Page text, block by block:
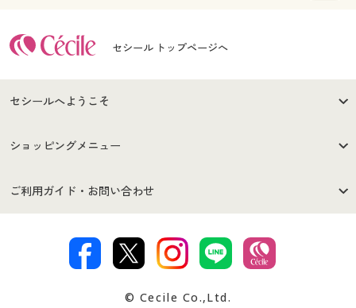
セシール トップページへ
セシールへようこそ
はじめての方へ
セシールご利用規約
著作権・商標について 会社案内
ショッピングメニュー
商品カテゴリ
ご利用ガイド・お問い合わせ
交換・返品は お支払は
© Cecile Co.,Ltd.